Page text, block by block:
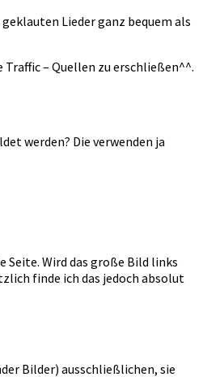
Lieder ganz bequem als
– Quellen zu erschließen^^.
werden? Die verwenden ja
Wird das große Bild links
finde ich das jedoch absolut
Bilder) ausschließlichen, sie